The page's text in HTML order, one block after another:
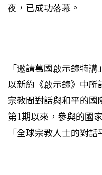
夜，已成功落幕。
「邀請萬國啟示錄特
以新約《啟示錄》中
宗教間對話與和平的
第1期以來，參與的國
「全球宗教人士的對話